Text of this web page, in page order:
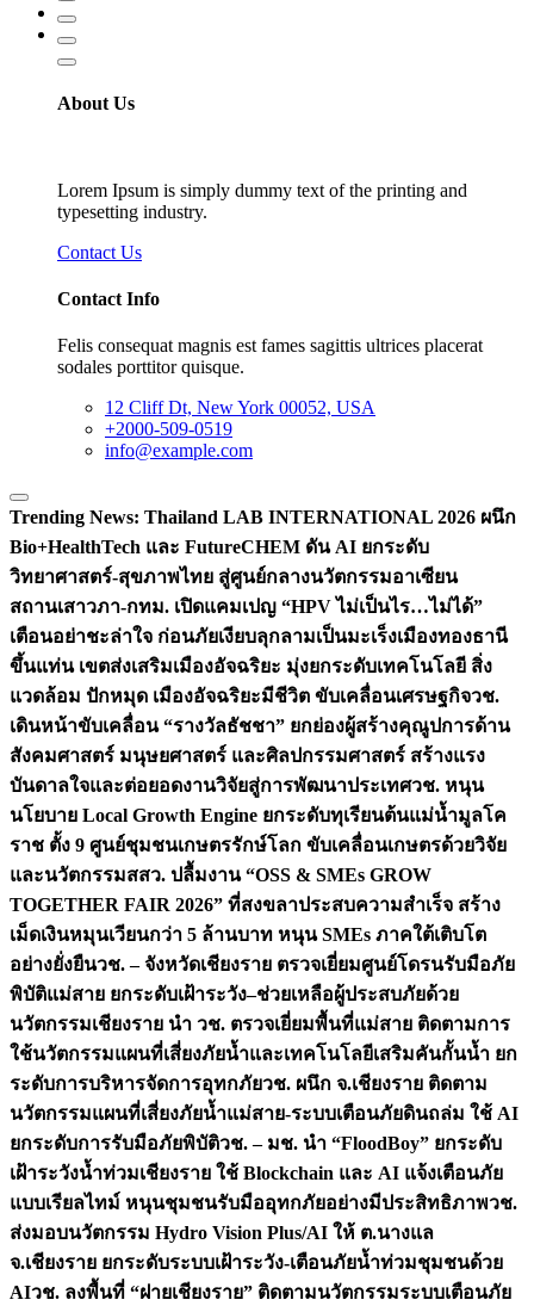
About Us
Lorem Ipsum is simply dummy text of the printing and
typesetting industry.
Contact Us
Contact Info
Felis consequat magnis est fames sagittis ultrices placerat
sodales porttitor quisque.
12 Cliff Dt, New York 00052, USA
+2000-509-0519
info@example.com
Trending News: Thailand LAB INTERNATIONAL 2026 ผนึก
Bio+HealthTech และ FutureCHEM ดัน AI ยกระดับ
วิทยาศาสตร์-สุขภาพไทย สู่ศูนย์กลางนวัตกรรมอาเซียน
สถานเสาวภา-กทม. เปิดแคมเปญ “HPV ไม่เป็นไร…ไม่ได้”
เตือนอย่าชะล่าใจ ก่อนภัยเงียบลุกลามเป็นมะเร็งเมืองทองธานี
ขึ้นแท่น เขตส่งเสริมเมืองอัจฉริยะ มุ่งยกระดับเทคโนโลยี สิ่ง
แวดล้อม ปักหมุด เมืองอัจฉริยะมีชีวิต ขับเคลื่อนเศรษฐกิจวช.
เดินหน้าขับเคลื่อน “รางวัลธัชชา” ยกย่องผู้สร้างคุณูปการด้าน
สังคมศาสตร์ มนุษยศาสตร์ และศิลปกรรมศาสตร์ สร้างแรง
บันดาลใจและต่อยอดงานวิจัยสู่การพัฒนาประเทศวช. หนุน
นโยบาย Local Growth Engine ยกระดับทุเรียนต้นแม่น้ำมูลโค
ราช ตั้ง 9 ศูนย์ชุมชนเกษตรรักษ์โลก ขับเคลื่อนเกษตรด้วยวิจัย
และนวัตกรรมสสว. ปลื้มงาน “OSS & SMEs GROW
TOGETHER FAIR 2026” ที่สงขลาประสบความสำเร็จ สร้าง
เม็ดเงินหมุนเวียนกว่า 5 ล้านบาท หนุน SMEs ภาคใต้เติบโต
อย่างยั่งยืนวช. – จังหวัดเชียงราย ตรวจเยี่ยมศูนย์โดรนรับมือภัย
พิบัติแม่สาย ยกระดับเฝ้าระวัง–ช่วยเหลือผู้ประสบภัยด้วย
นวัตกรรมเชียงราย นำ วช. ตรวจเยี่ยมพื้นที่แม่สาย ติดตามการ
ใช้นวัตกรรมแผนที่เสี่ยงภัยน้ำและเทคโนโลยีเสริมคันกั้นน้ำ ยก
ระดับการบริหารจัดการอุทกภัยวช. ผนึก จ.เชียงราย ติดตาม
นวัตกรรมแผนที่เสี่ยงภัยน้ำแม่สาย-ระบบเตือนภัยดินถล่ม ใช้ AI
ยกระดับการรับมือภัยพิบัติวช. – มช. นำ “FloodBoy” ยกระดับ
เฝ้าระวังน้ำท่วมเชียงราย ใช้ Blockchain และ AI แจ้งเตือนภัย
แบบเรียลไทม์ หนุนชุมชนรับมืออุทกภัยอย่างมีประสิทธิภาพวช.
ส่งมอบนวัตกรรม Hydro Vision Plus/AI ให้ ต.นางแล
จ.เชียงราย ยกระดับระบบเฝ้าระวัง-เตือนภัยน้ำท่วมชุมชนด้วย
AIวช. ลงพื้นที่ “ฝายเชียงราย” ติดตามนวัตกรรมระบบเตือนภัย